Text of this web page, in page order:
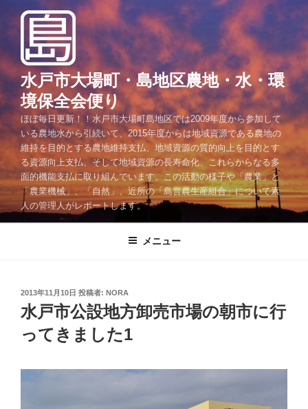
ン
ツ
ス
ッ
水戸市大場町・島地区農地・水・環
境保全会便り
ほぼ毎日更新！！水戸市大場町島地区では2009年度から参加して
いる農地水から引続いて、2015年度からは地域資源である農地の
維持を目的とする農地維持支払、地域資源の質的向上を目的とす
る資源向上支払、そして地域資源の長寿命化、これらからなる多
面的機能支払に取り組んでいます。この活動の様子や「農業」と
「農業機械」、「自然」、近所の「島営農生産組合」について素
人の管理人がレポートします。
メニュー
投
日:
2013年11月10日 投稿者: NORA
水戸市公設地方卸売市場の朝市に行
ってきました1